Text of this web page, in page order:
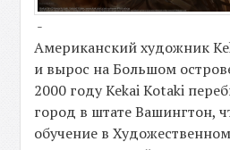
-
Американский художник
и вырос на Большом
2000 году Kekai Kotaki
город в штате Вашингтон,
обучение в